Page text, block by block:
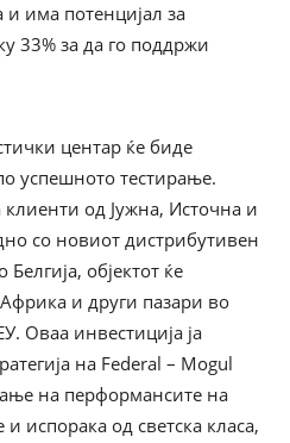
и има потенцијал за
33% за да го поддржи
центар ќе биде
успешното тестирање.
од Јужна, Источна и
со новиот дистрибутивен
објектот ќе
и други пазари во
Оваа инвестиција ја
на Federal – Mogul
на перформансите на
испорака од светска класа,